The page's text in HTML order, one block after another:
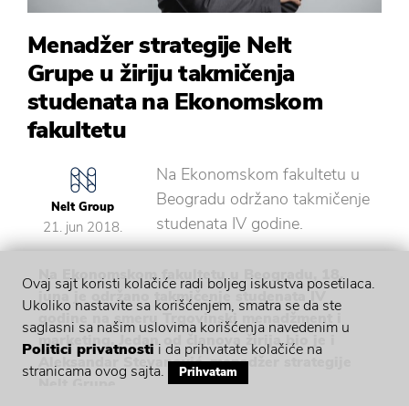
Menadžer strategije Nelt
Grupe u žiriju takmičenja
studenata na Ekonomskom
fakultetu
Nelt Group
21. jun 2018.
Na Ekonomskom fakultetu u
Beogradu održano takmičenje
studenata IV godine.
Na Ekonomskom fakultetu u Beogradu, 18.
juna je održano takmičenje studenata IV
godine na smeru Trgovinski menadžment i
marketing. Jedan od članova žirija bio je i
Aleksandar Stevanović, menadžer strategije
Ovaj sajt koristi kolačiće radi boljeg iskustva posetilaca.
Ukoliko nastavite sa korišćenjem, smatra se da ste
saglasni sa našim uslovima korišćenja navedenim u
Politici privatnosti i da prihvatate kolačiće na
stranicama ovog sajta.
Prihvatam